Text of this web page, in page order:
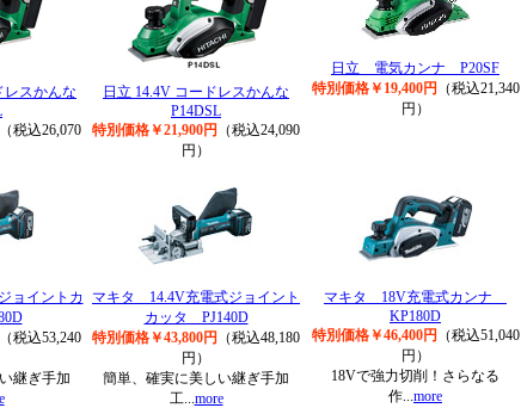
スかんな
（税込26,070
日立 14.4V コードレスかんな
P14DSL
特別価格￥21,900円
（税込24,090
円）
日立 電気カンナ P20SF
特別価格￥19,400円
（税込21,340
円）
ョイントカ
（税込53,240
継ぎ手加
マキタ 14.4V充電式ジョイント
カッタ PJ140D
特別価格￥43,800円
（税込48,180
円）
簡単、確実に美しい継ぎ手加
工...more
マキタ 18V充電式カンナ
KP180D
特別価格￥46,400円
（税込51,040
円）
18Vで強力切削！さらなる
作...more